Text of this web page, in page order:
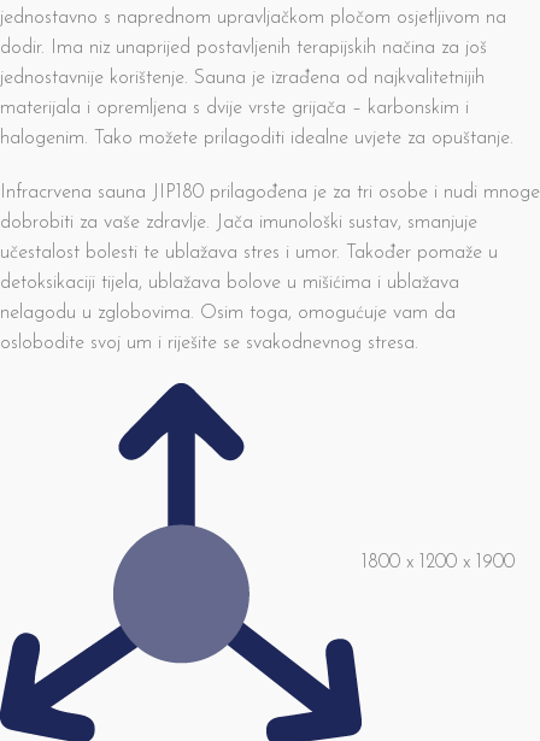
jednostavno s naprednom upravljačkom pločom osjetljivom na
dodir. Ima niz unaprijed postavljenih terapijskih načina za još
jednostavnije korištenje. Sauna je izrađena od najkvalitetnijih
materijala i opremljena s dvije vrste grijača – karbonskim i
halogenim. Tako možete prilagoditi idealne uvjete za opuštanje.
Infracrvena sauna JIP180 prilagođena je za tri osobe i nudi mnoge
dobrobiti za vaše zdravlje. Jača imunološki sustav, smanjuje
učestalost bolesti te ublažava stres i umor. Također pomaže u
detoksikaciji tijela, ublažava bolove u mišićima i ublažava
nelagodu u zglobovima. Osim toga, omogućuje vam da
oslobodite svoj um i riješite se svakodnevnog stresa.
1800 x 1200 x 1900